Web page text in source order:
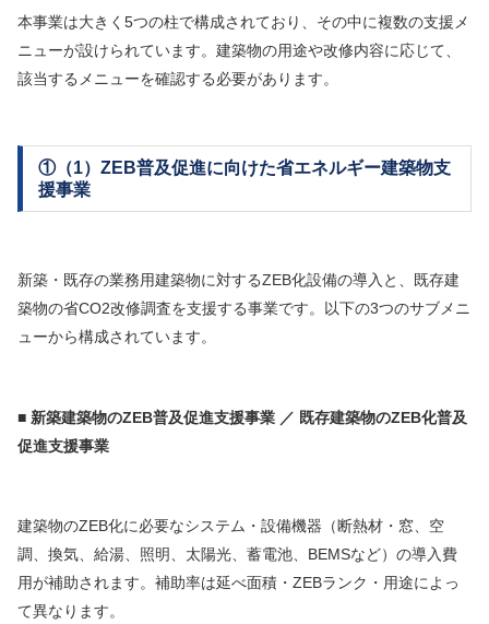
本事業は大きく5つの柱で構成されており、その中に複数の支援メ
ニューが設けられています。建築物の用途や改修内容に応じて、
該当するメニューを確認する必要があります。
①（1）ZEB普及促進に向けた省エネルギー建築物支
援事業
新築・既存の業務用建築物に対するZEB化設備の導入と、既存建
築物の省CO2改修調査を支援する事業です。以下の3つのサブメニ
ューから構成されています。
■ 新築建築物のZEB普及促進支援事業 ／ 既存建築物のZEB化普及
促進支援事業
建築物のZEB化に必要なシステム・設備機器（断熱材・窓、空
調、換気、給湯、照明、太陽光、蓄電池、BEMSなど）の導入費
用が補助されます。補助率は延べ面積・ZEBランク・用途によっ
て異なります。